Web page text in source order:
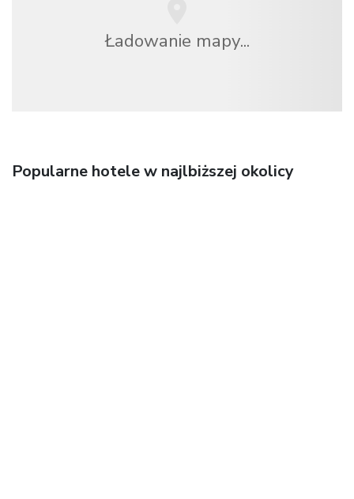
Ładowanie mapy...
Popularne hotele w najlbiższej okolicy